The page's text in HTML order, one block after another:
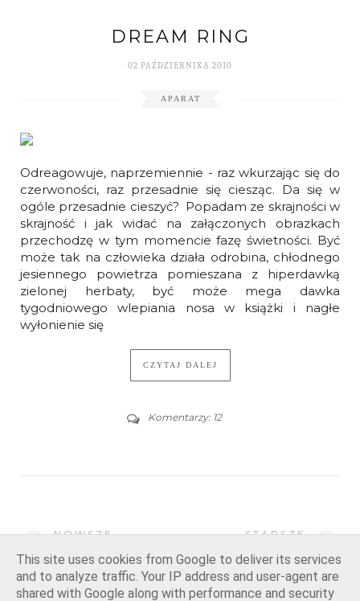
DREAM RING
02 PAŹDZIERNIKA 2010
APARAT
Odreagowuje, naprzemiennie - raz wkurzając się do
czerwoności, raz przesadnie się ciesząc. Da się w
ogóle przesadnie cieszyć? Popadam ze skrajności w
skrajność i jak widać na załączonych obrazkach
przechodzę w tym momencie fazę świetności. Być
może tak na człowieka działa odrobina, chłodnego
jesiennego powietrza pomieszana z hiperdawką
zielonej herbaty, być może mega dawka
tygodniowego wlepiania nosa w książki i nagłe
wyłonienie się
CZYTAJ DALEJ
Komentarzy: 12
NOWSZE STARSZE
WPISY
This site uses cookies from Google to deliver its services
and to analyze traffic. Your IP address and user-agent are
shared with Google along with performance and security